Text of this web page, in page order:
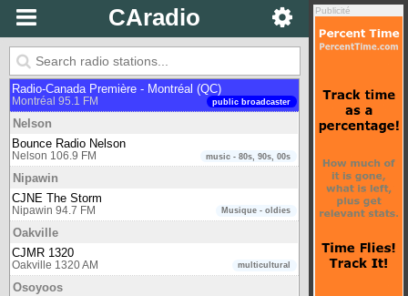
CAradio Publicité
CKUT 90.3 FM
campus radio
Montréal 90.3 FM
MIKE FM
Montréal 105.1 FM
Radio-Canada Première - Montréal (QC)
public broadcaster
Montréal 95.1 FM
Nelson
Bounce Radio Nelson
music - 80s, 90s, 00s
Nelson 106.9 FM
Nipawin
CJNE The Storm
Musique - oldies
Nipawin 94.7 FM
Oakville
CJMR 1320
multicultural
Oakville 1320 AM
Osoyoos